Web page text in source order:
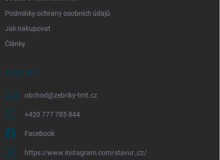
Podmínky ochrany osobních údajů
Jak nakupovat
Články
KONTAKT
obchod@zebriky-tmt.cz
+420 777 785 844
Facebook
https://www.instagram.com/stavur_cz/